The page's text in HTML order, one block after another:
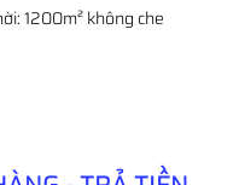
1200m² không che
0.5A.